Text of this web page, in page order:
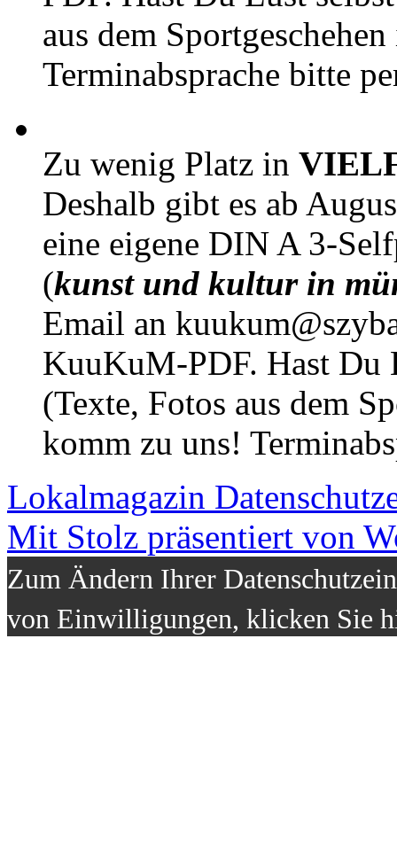
aus dem
Terminabsprache bitte
Zu wenig Platz in
Deshalb gibt es ab
eine eigene DIN A 3-
(kunst und kultur in
Email an
KuuKuM-PDF. Hast Du
(Texte, Fotos aus dem
komm zu uns!
Lokalmagazin
Mit Stolz präsentiert von
Zum Ändern Ihrer
von Einwilligungen, klicken Sie